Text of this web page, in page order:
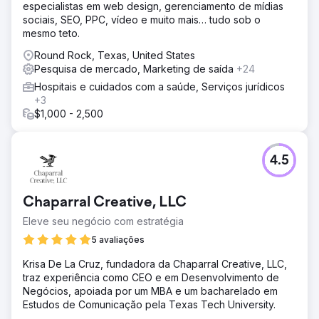
especialistas em web design, gerenciamento de mídias
sociais, SEO, PPC, vídeo e muito mais… tudo sob o
mesmo teto.
Round Rock, Texas, United States
Pesquisa de mercado, Marketing de saída +24
Hospitais e cuidados com a saúde, Serviços jurídicos
+3
$1,000 - 2,500
Chaparral Creative, LLC
Eleve seu negócio com estratégia
5 avaliações
4.5
Krisa De La Cruz, fundadora da Chaparral Creative, LLC,
traz experiência como CEO e em Desenvolvimento de
Negócios, apoiada por um MBA e um bacharelado em
Estudos de Comunicação pela Texas Tech University.